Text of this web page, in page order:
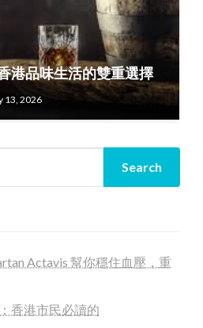
港品味生活的雙重選擇
13, 2026
Actavis 幫你穩住血壓，重
香港市民必讀的